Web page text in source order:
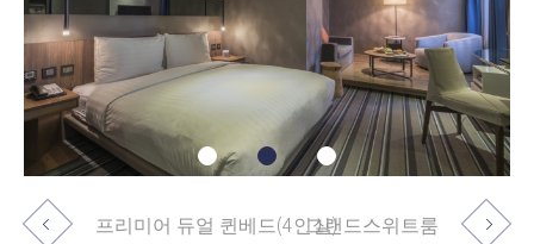
프리미어 듀얼 퀸베드(4인실)그랜드스위트룸